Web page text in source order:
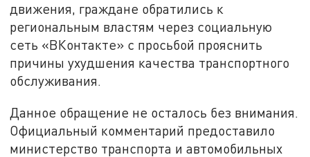
движения, граждане обратились к
региональным властям через социальную
сеть «ВКонтакте» с просьбой прояснить
причины ухудшения качества транспортного
обслуживания.
Данное обращение не осталось без внимания.
Официальный комментарий предоставило
министерство транспорта и автомобильных